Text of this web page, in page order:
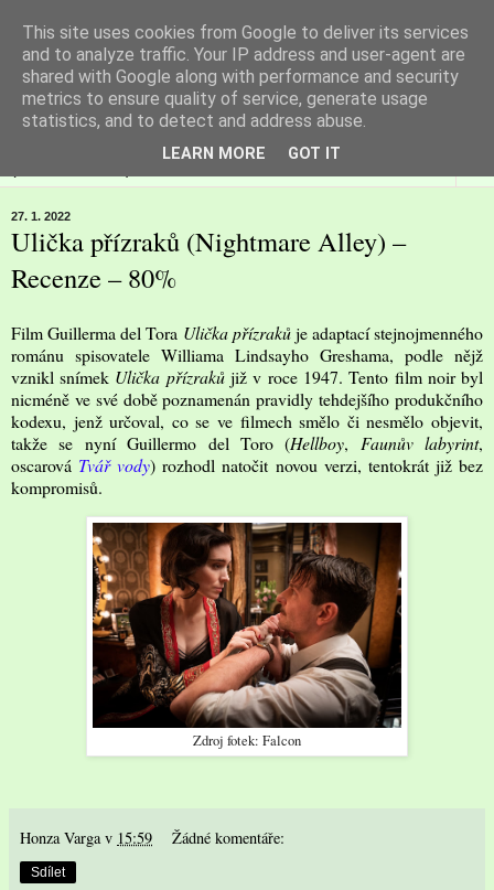
Filmspot
Recenze Honzy Vargy na filmové novinky v kinech
27. 1. 2022
Ulička přízraků (Nightmare Alley) –
Recenze – 80%
Film Guillerma del Tora Ulička přízrakůje adaptací stejnojmenného
románu spisovatele Williama Lindsayho Greshama, podle nějž
vznikl snímek Ulička přízrakůjiž v roce 1947. Tento film noir byl
nicméně ve své době poznamenán pravidly tehdejšího produkčního
kodexu, jenž určoval, co se ve filmech smělo či nesmělo objevit,
takže se nyní Guillermo del Toro (Hellboy, Faunův labyrint,
oscarová Tvář vody) rozhodl natočit novou verzi, tentokrát již bez
kompromisů.
Zdroj fotek: Falcon
Honza Varga v 15:59 Žádné komentáře:
Sdílet
This site uses cookies from Google to deliver its services
and to analyze traffic. Your IP address and user-agent are
shared with Google along with performance and security
metrics to ensure quality of service, generate usage
statistics, and to detect and address abuse.
LEARN MORE GOT IT